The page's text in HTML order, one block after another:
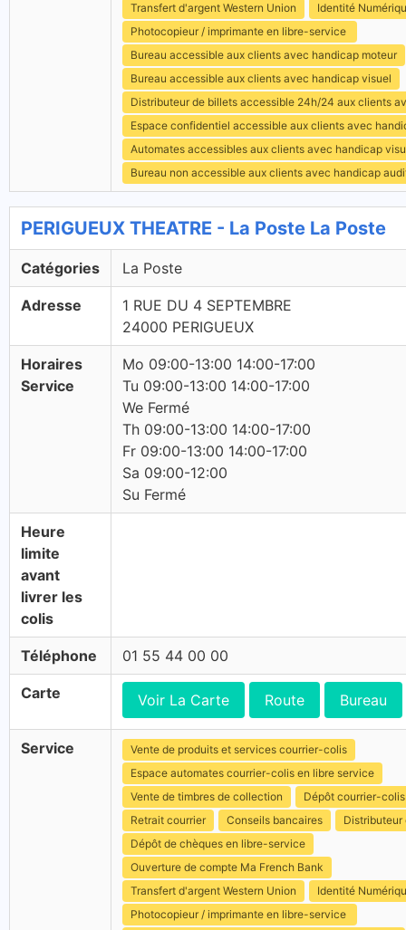
Transfert d'argent Western Union
Identité
Photocopieur / imprimante en libre-service
Bureau accessible aux clients avec handicap moteur
Bureau accessible aux clients avec handicap visuel
Distributeur de billets accessible 24h/24 aux clients
Espace confidentiel accessible aux clients avec
Automates accessibles aux clients avec handicap
Bureau non accessible aux clients avec handicap
PERIGUEUX THEATRE - La Poste La Poste
Catégories La Poste
Adresse
1 RUE DU 4 SEPTEMBRE
24000 PERIGUEUX
Horaires
Service
Mo 09:00-13:00 14:00-17:00
Tu 09:00-13:00 14:00-17:00
We Fermé
Th 09:00-13:00 14:00-17:00
Fr 09:00-13:00 14:00-17:00
Sa 09:00-12:00
Su Fermé
Heure
limite
avant
livrer les
colis
Téléphone 01 55 44 00 00
Carte Voir La Carte Route Bureau
Service
Vente de produits et services courrier-colis
Espace automates courrier-colis en libre service
Vente de timbres de collection
Dépôt courrier-colis
Retrait courrier
Conseils bancaires
Distributeur
Dépôt de chèques en libre-service
Ouverture de compte Ma French Bank
Transfert d'argent Western Union
Identité
Photocopieur / imprimante en libre-service